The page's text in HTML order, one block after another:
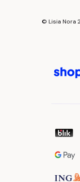
© Lisia Nora